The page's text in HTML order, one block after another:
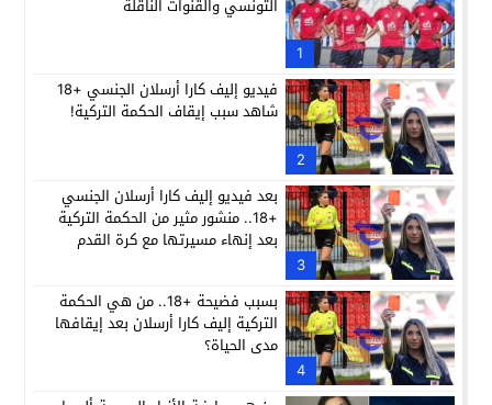
1
التونسي والقنوات الناقلة
2
فيديو إليف كارا أرسلان الجنسي +18
شاهد سبب إيقاف الحكمة التركية!
3
بعد فيديو إليف كارا أرسلان الجنسي
+18.. منشور مثير من الحكمة التركية
بعد إنهاء مسيرتها مع كرة القدم
4
بسبب فضيحة +18.. من هي الحكمة
التركية إليف كارا أرسلان بعد إيقافها
مدى الحياة؟